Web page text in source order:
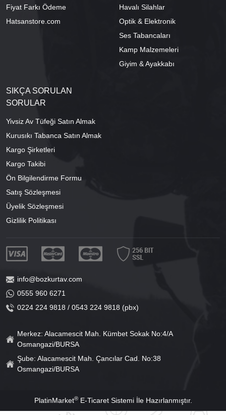
Fiyat Farkı Ödeme
Hatsanstore.com
Havalı Silahlar
Optik & Elektronik
Ses Tabancaları
Kamp Malzemeleri
Giyim & Ayakkabı
SIKÇA SORULAN
SORULAR
Yivsiz Av Tüfeği Satın Almak
Kurusıkı Tabanca Satın Almak
Kargo Şirketleri
Kargo Takibi
Ön Bilgilendirme Formu
Satış Sözleşmesi
Üyelik Sözleşmesi
Gizlilik Politikası
info@bozkurtav.com
0555 960 6271
0224 224 9818 / 0543 224 9818 (pbx)
Merkez: Alacamescit Mah. Kümbet Sokak No:4/A
Osmangazi/BURSA
Şube: Alacamescit Mah. Çancılar Cad. No:38
Osmangazi/BURSA
PlatinMarket®E-Ticaret Sistemiİle Hazırlanmıştır.